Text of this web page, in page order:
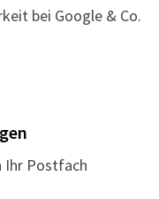
bei Google & Co.
Ihr Postfach